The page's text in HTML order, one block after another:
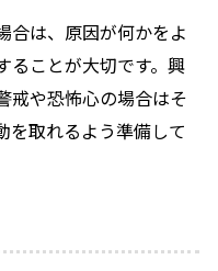
合は、原因が何かをよ
ることが大切です。興
戒や恐怖心の場合はそ
を取れるよう準備して